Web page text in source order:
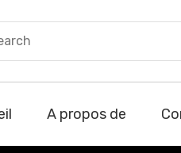
A propos de